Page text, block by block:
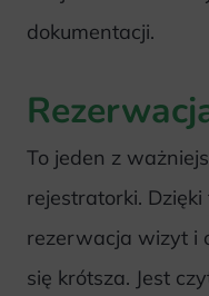
dokumentacji.
To jeden z
rejestratorki.
rezerwacja wizyt i
się krótsza. Jest